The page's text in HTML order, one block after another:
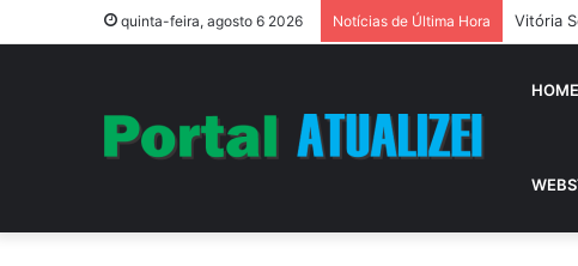
quinta-feira, agosto 6 2026 Notícias de Última Hora Vitória
HOME